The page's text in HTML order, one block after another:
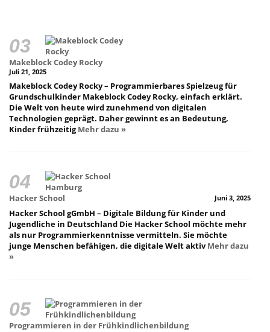
Makeblock Codey Rocky
Juli 21, 2025
Makeblock Codey Rocky – Programmierbares Spielzeug für
Grundschulkinder Makeblock Codey Rocky, einfach erklärt.
Die Welt von heute wird zunehmend von digitalen
Technologien geprägt. Daher gewinnt es an Bedeutung,
Kinder frühzeitigMehr dazu »
Hacker School Juni 3, 2025
Hacker School gGmbH – Digitale Bildung für Kinder und
Jugendliche in Deutschland Die Hacker School möchte mehr
als nur Programmierkenntnisse vermitteln. Sie möchte
junge Menschen befähigen, die digitale Welt aktivMehr dazu
»
Programmieren in der Frühkindlichenbildung